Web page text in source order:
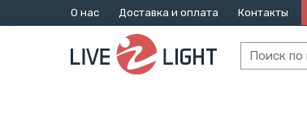
О нас Доставка и оплата Контакты